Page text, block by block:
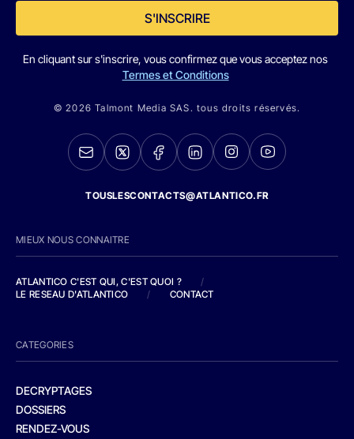
S'INSCRIRE
En cliquant sur s'inscrire, vous confirmez que vous acceptez nos
Termes et Conditions
© 2026 Talmont Media SAS. tous droits réservés.
TOUSLESCONTACTS@ATLANTICO.FR
MIEUX NOUS CONNAITRE
ATLANTICO C'EST QUI, C'EST QUOI ?
/
LE RESEAU D'ATLANTICO
/ CONTACT
CATEGORIES
DECRYPTAGES
DOSSIERS
RENDEZ-VOUS